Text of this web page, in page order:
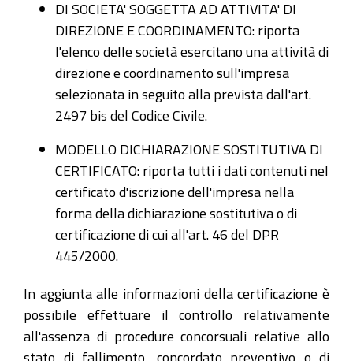
DI SOCIETA' SOGGETTA AD ATTIVITA' DI
DIREZIONE E COORDINAMENTO: riporta
l'elenco delle società esercitano una attività di
direzione e coordinamento sull'impresa
selezionata in seguito alla prevista dall'art.
2497 bis del Codice Civile.
MODELLO DICHIARAZIONE SOSTITUTIVA DI
CERTIFICATO: riporta tutti i dati contenuti nel
certificato d'iscrizione dell'impresa nella
forma della dichiarazione sostitutiva o di
certificazione di cui all'art. 46 del DPR
445/2000.
In aggiunta alle informazioni della certificazione è
possibile effettuare il controllo relativamente
all'assenza di procedure concorsuali relative allo
stato di fallimento, concordato preventivo o di